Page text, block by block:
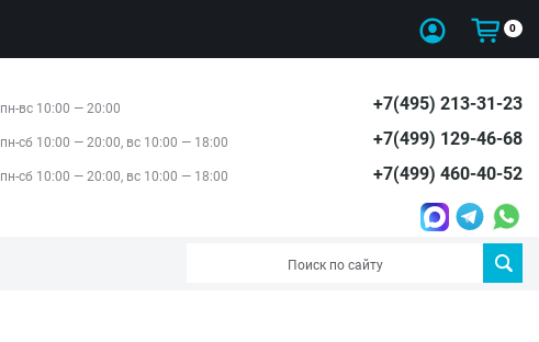
0
пн-вс 10:00 — 20:00
пн-сб 10:00 — 20:00, вс 10:00 — 18:00
пн-сб 10:00 — 20:00, вс 10:00 — 18:00
+7(495) 213-31-23
+7(499) 129-46-68
+7(499) 460-40-52